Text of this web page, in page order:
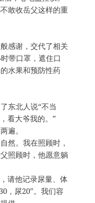
敢收岳父这样的重
感谢，交代了相关
带口罩，遮住口
水果和预防性药
东北人说“不当
看大爷我的。”
遍。
然。我在照顾时，
照顾时，他愿意躺
请他记录尿量、体
，尿20”。我们容